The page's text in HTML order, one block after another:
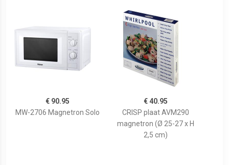
€ 90.95
MW-2706 Magnetron Solo
€ 40.95
CRISP plaat AVM290
magnetron (Ø 25-27 x H
2,5 cm)